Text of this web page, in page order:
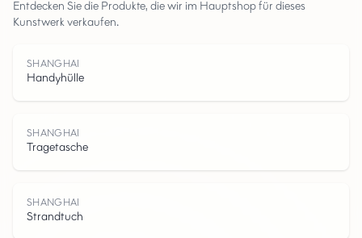
Parks
Entdecken Sie die Produkte, die wir im Hauptshop für dieses
Kunstwerk verkaufen.
SHANGHAI
Handyhülle
SHANGHAI
Tragetasche
SHANGHAI
Strandtuch